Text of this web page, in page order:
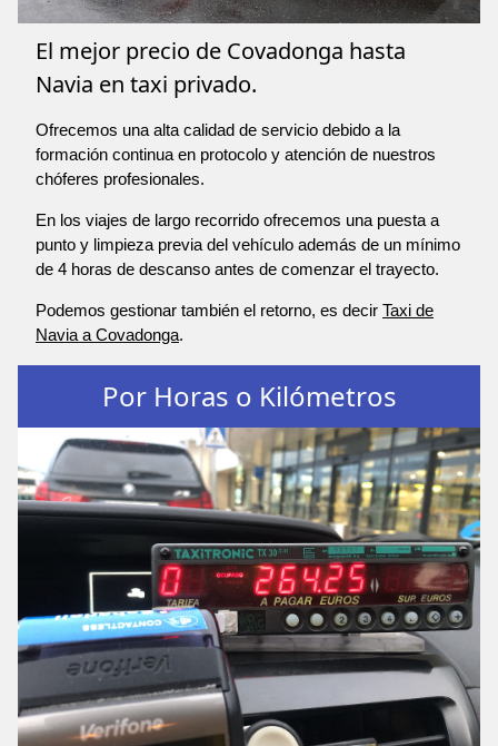
El mejor precio de Covadonga hasta
Navia en taxi privado.
Ofrecemos una alta calidad de servicio debido a la
formación continua en protocolo y atención de nuestros
chóferes profesionales.
En los viajes de largo recorrido ofrecemos una puesta a
punto y limpieza previa del vehículo además de un mínimo
de 4 horas de descanso antes de comenzar el trayecto.
Podemos gestionar también el retorno, es decir Taxi de
Navia a Covadonga.
Por Horas o Kilómetros